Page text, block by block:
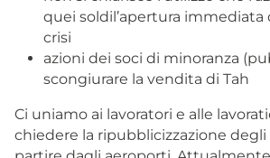
quei soldil’apertura immediata
crisi
azioni dei soci di minoranza
scongiurare la vendita di Tah
Ci uniamo ai lavoratori e alle
chiedere la ripubblicizzazione degli